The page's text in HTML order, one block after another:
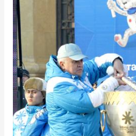
點
火
儀
式